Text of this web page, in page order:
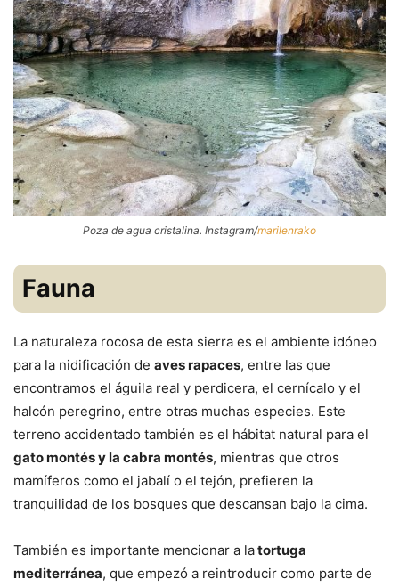
Poza de agua cristalina. Instagram/marilenrako
Fauna
La naturaleza rocosa de esta sierra es el ambiente idóneo
para la nidificación de aves rapaces, entre las que
encontramos el águila real y perdicera, el cernícalo y el
halcón peregrino, entre otras muchas especies. Este
terreno accidentado también es el hábitat natural para el
gato montés y la cabra montés, mientras que otros
mamíferos como el jabalí o el tejón, prefieren la
tranquilidad de los bosques que descansan bajo la cima.
También es importante mencionar a latortuga
mediterránea, que empezó a reintroducir como parte de